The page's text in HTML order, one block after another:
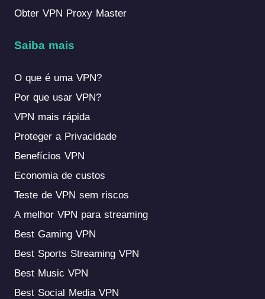
Obter VPN Proxy Master
Saiba mais
O que é uma VPN?
Por que usar VPN?
VPN mais rápida
Proteger a Privacidade
Benefícios VPN
Economia de custos
Teste de VPN sem riscos
A melhor VPN para streaming
Best Gaming VPN
Best Sports Streaming VPN
Best Music VPN
Best Social Media VPN